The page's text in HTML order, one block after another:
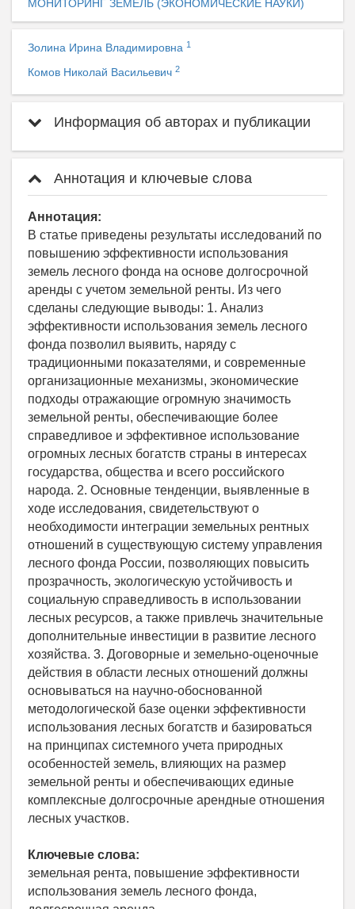
МОНИТОРИНГ ЗЕМЕЛЬ (ЭКОНОМИЧЕСКИЕ НАУКИ)
Золина Ирина Владимировна 1
Комов Николай Васильевич 2
Информация об авторах и публикации
Аннотация и ключевые слова
Аннотация:
В статье приведены результаты исследований по
повышению эффективности использования
земель лесного фонда на основе долгосрочной
аренды с учетом земельной ренты. Из чего
сделаны следующие выводы: 1. Анализ
эффективности использования земель лесного
фонда позволил выявить, наряду с
традиционными показателями, и современные
организационные механизмы, экономические
подходы отражающие огромную значимость
земельной ренты, обеспечивающие более
справедливое и эффективное использование
огромных лесных богатств страны в интересах
государства, общества и всего российского
народа. 2. Основные тенденции, выявленные в
ходе исследования, свидетельствуют о
необходимости интеграции земельных рентных
отношений в существующую систему управления
лесного фонда России, позволяющих повысить
прозрачность, экологическую устойчивость и
социальную справедливость в использовании
лесных ресурсов, а также привлечь значительные
дополнительные инвестиции в развитие лесного
хозяйства. 3. Договорные и земельно-оценочные
действия в области лесных отношений должны
основываться на научно-обоснованной
методологической базе оценки эффективности
использования лесных богатств и базироваться
на принципах системного учета природных
особенностей земель, влияющих на размер
земельной ренты и обеспечивающих единые
комплексные долгосрочные арендные отношения
лесных участков.
Ключевые слова:
земельная рента, повышение эффективности
использования земель лесного фонда,